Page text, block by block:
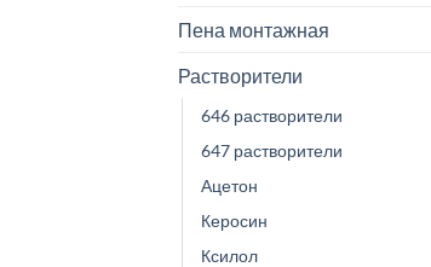
Пена монтажная
Растворители
646 растворители
647 растворители
Ацетон
Керосин
Ксилол